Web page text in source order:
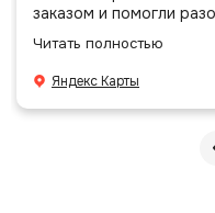
заказом и помогли
даже есть подарочек,
большое команде!
Читать полностью
Яндекс Карты